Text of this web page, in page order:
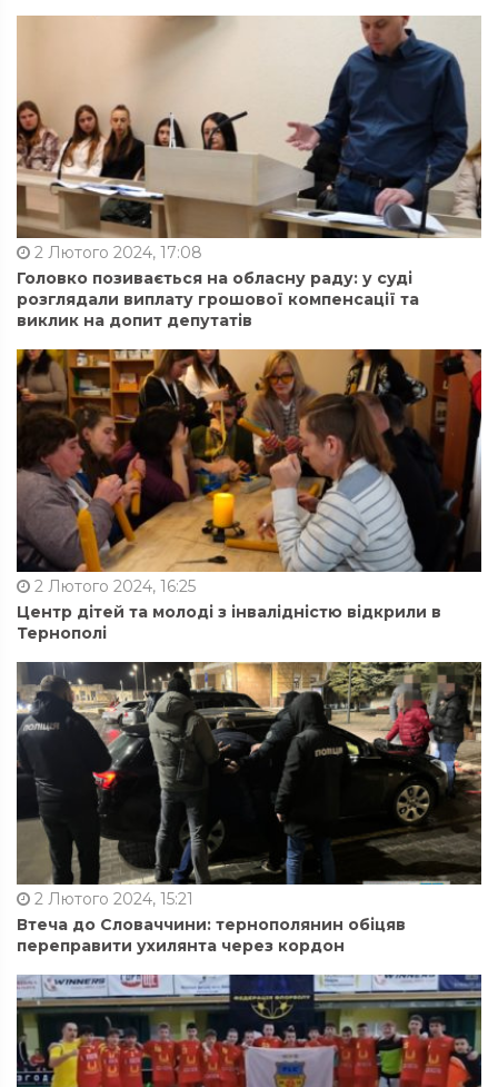
2 Лютого 2024, 17:08
Головко позивається на обласну раду: у суді
розглядали виплату грошової компенсації та
виклик на допит депутатів
2 Лютого 2024, 16:25
Центр дітей та молоді з інвалідністю відкрили в
Тернополі
2 Лютого 2024, 15:21
Втеча до Словаччини: тернополянин обіцяв
переправити ухилянта через кордон